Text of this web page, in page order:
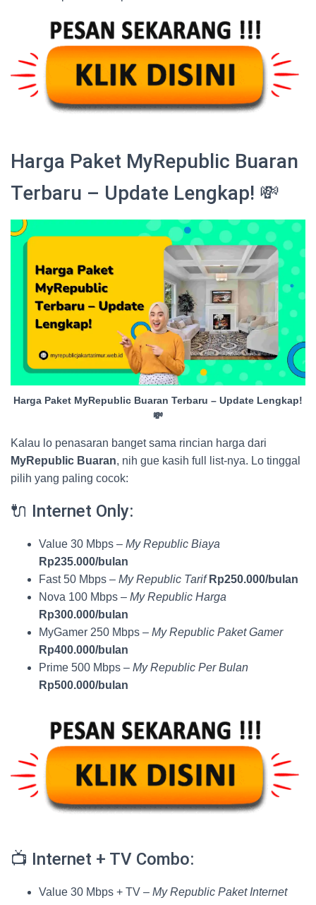
Harga Paket MyRepublic Buaran
Terbaru – Update Lengkap! 💸
Harga Paket MyRepublic Buaran Terbaru – Update Lengkap!
💸
Kalau lo penasaran banget sama rincian harga dari
MyRepublic Buaran, nih gue kasih full list-nya. Lo tinggal
pilih yang paling cocok:
🔌 Internet Only:
Value 30 Mbps – My Republic Biaya
Rp235.000/bulan
Fast 50 Mbps – My Republic Tarif Rp250.000/bulan
Nova 100 Mbps – My Republic Harga
Rp300.000/bulan
MyGamer 250 Mbps – My Republic Paket Gamer
Rp400.000/bulan
Prime 500 Mbps – My Republic Per Bulan
Rp500.000/bulan
📺 Internet + TV Combo:
Value 30 Mbps + TV – My Republic Paket Internet